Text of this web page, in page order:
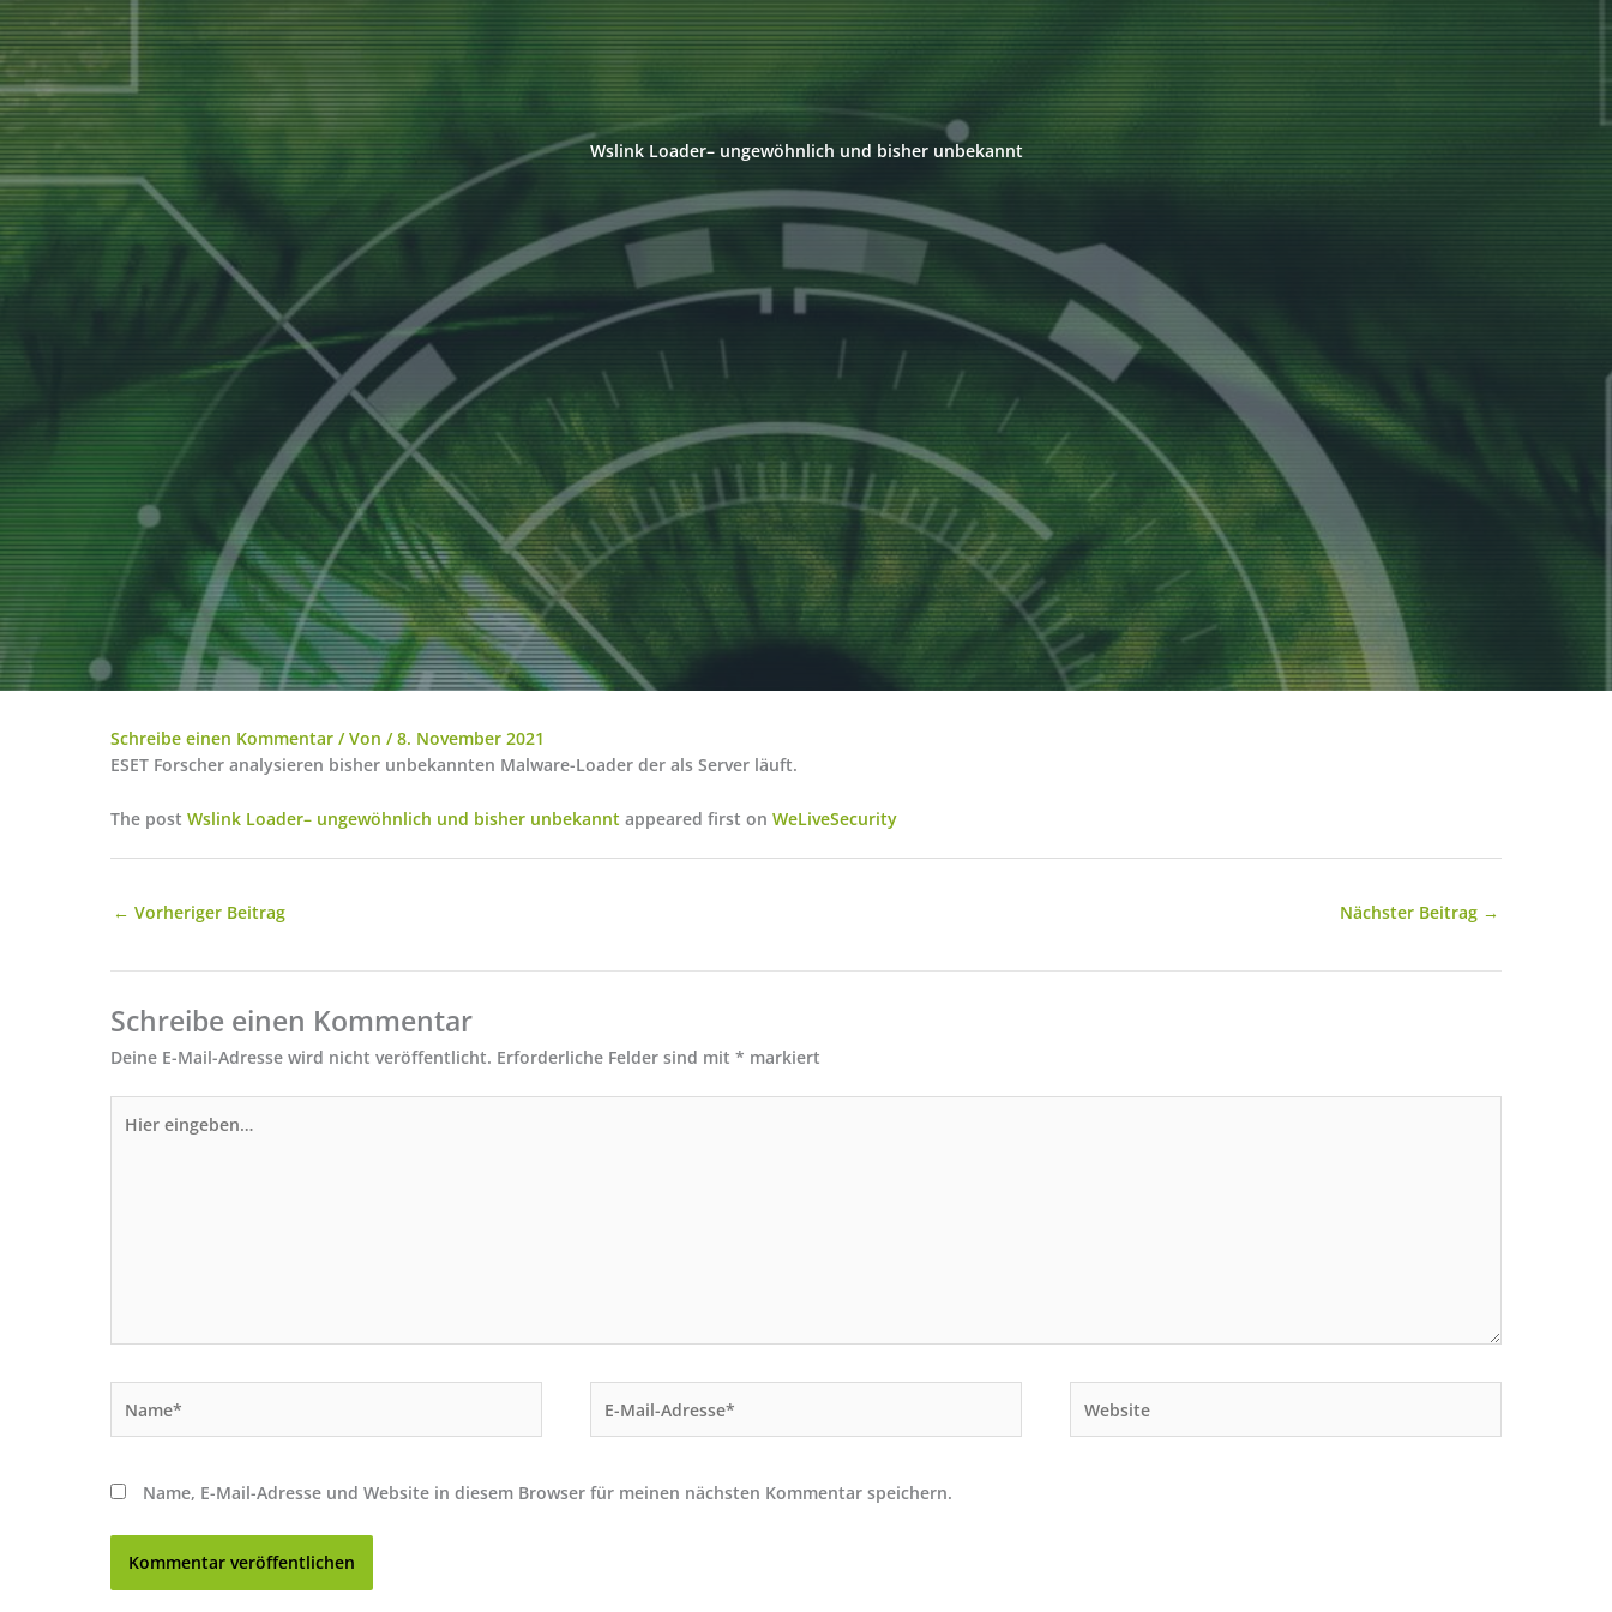
Wslink Loader– ungewöhnlich und bisher unbekannt
Schreibe einen Kommentar / Von /8. November 2021
ESET Forscher analysieren bisher unbekannten Malware-Loader der als Server läuft.
The post Wslink Loader– ungewöhnlich und bisher unbekannt appeared first on WeLiveSecurity
← Vorheriger Beitrag Nächster Beitrag →
Schreibe einen Kommentar
Deine E-Mail-Adresse wird nicht veröffentlicht. Erforderliche Felder sind mit * markiert
eingeben…
Mail-
Name, E-Mail-Adresse und Website in diesem Browser für meinen nächsten Kommentar speichern.